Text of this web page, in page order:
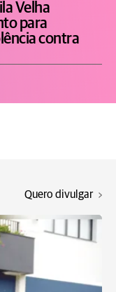
Velha
para
contra
Quero divulgar